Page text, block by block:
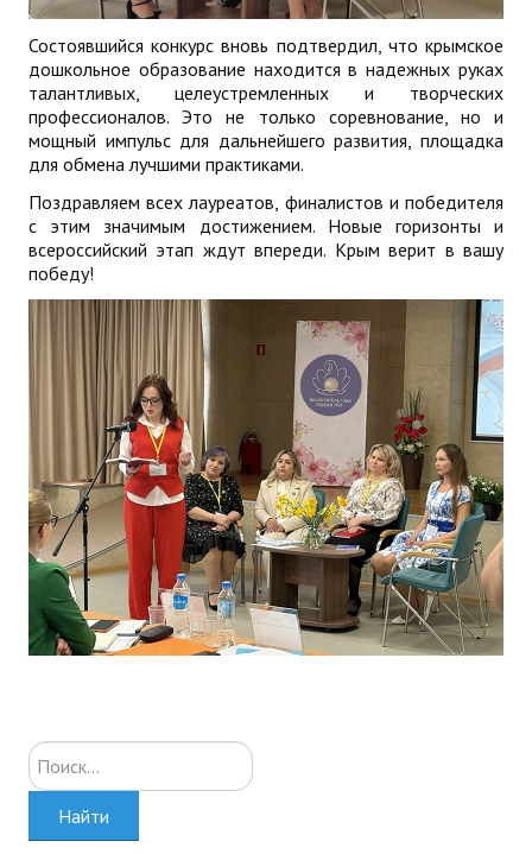
Состоявшийся конкурс вновь подтвердил, что крымское
дошкольное образование находится в надежных руках
талантливых, целеустремленных и творческих
профессионалов. Это не только соревнование, но и
мощный импульс для дальнейшего развития, площадка
для обмена лучшими практиками.
Поздравляем всех лауреатов, финалистов и победителя
с этим значимым достижением. Новые горизонты и
всероссийский этап ждут впереди. Крым верит в вашу
победу!
Искать...
Найти